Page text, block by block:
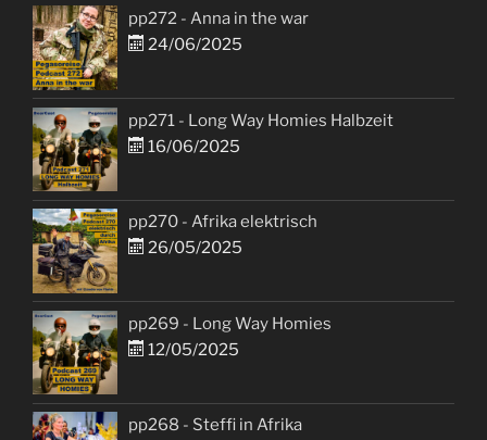
pp272 - Anna in the war
24/06/2025
pp271 - Long Way Homies Halbzeit
16/06/2025
pp270 - Afrika elektrisch
26/05/2025
pp269 - Long Way Homies
12/05/2025
pp268 - Steffi in Afrika